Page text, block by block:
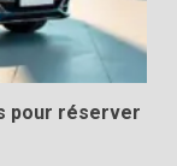
pour réserver